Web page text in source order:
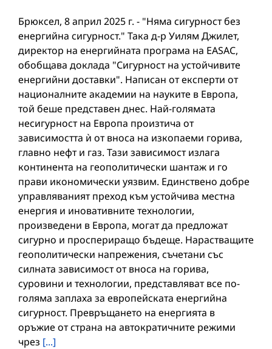
Брюксел, 8 април 2025 г. - "Няма сигурност без
енергийна сигурност." Така д-р Уилям Джилет,
директор на енергийната програма на EASAC,
обобщава доклада "Сигурност на устойчивите
енергийни доставки". Написан от експерти от
националните академии на науките в Европа,
той беше представен днес. Най-голямата
несигурност на Европа произтича от
зависимостта ѝ от вноса на изкопаеми горива,
главно нефт и газ. Тази зависимост излага
континента на геополитически шантаж и го
прави икономически уязвим. Единствено добре
управляваният преход към устойчива местна
енергия и иновативните технологии,
произведени в Европа, могат да предложат
сигурно и проспериращо бъдеще. Нарастващите
геополитически напрежения, съчетани със
силната зависимост от вноса на горива,
суровини и технологии, представляват все по-
голяма заплаха за европейската енергийна
сигурност. Превръщането на енергията в
оръжие от страна на автократичните режими
чрез [...]